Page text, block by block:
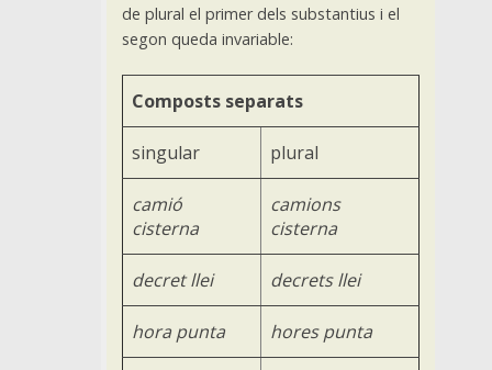
de plural el primer dels substantius i el
segon queda invariable:
Composts separats
singular plural
camió
cisterna
camions
cisterna
decret llei decretsllei
hora punta horespunta